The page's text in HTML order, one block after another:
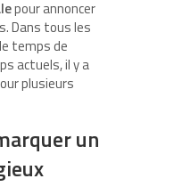
pour annoncer
Dans tous les
temps de
actuels, il y a
plusieurs
un